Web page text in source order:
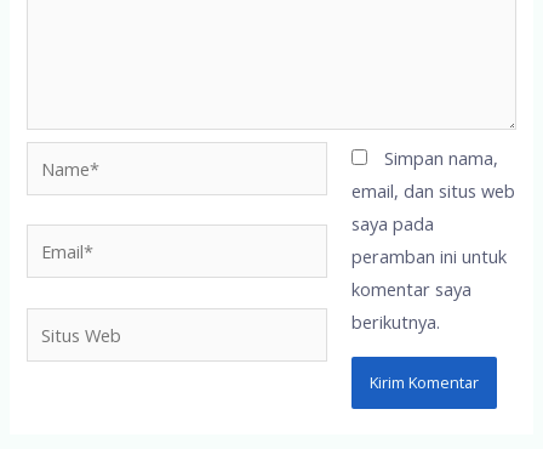
Web
Simpan nama,
email, dan situs web
saya pada
peramban ini untuk
komentar saya
berikutnya.